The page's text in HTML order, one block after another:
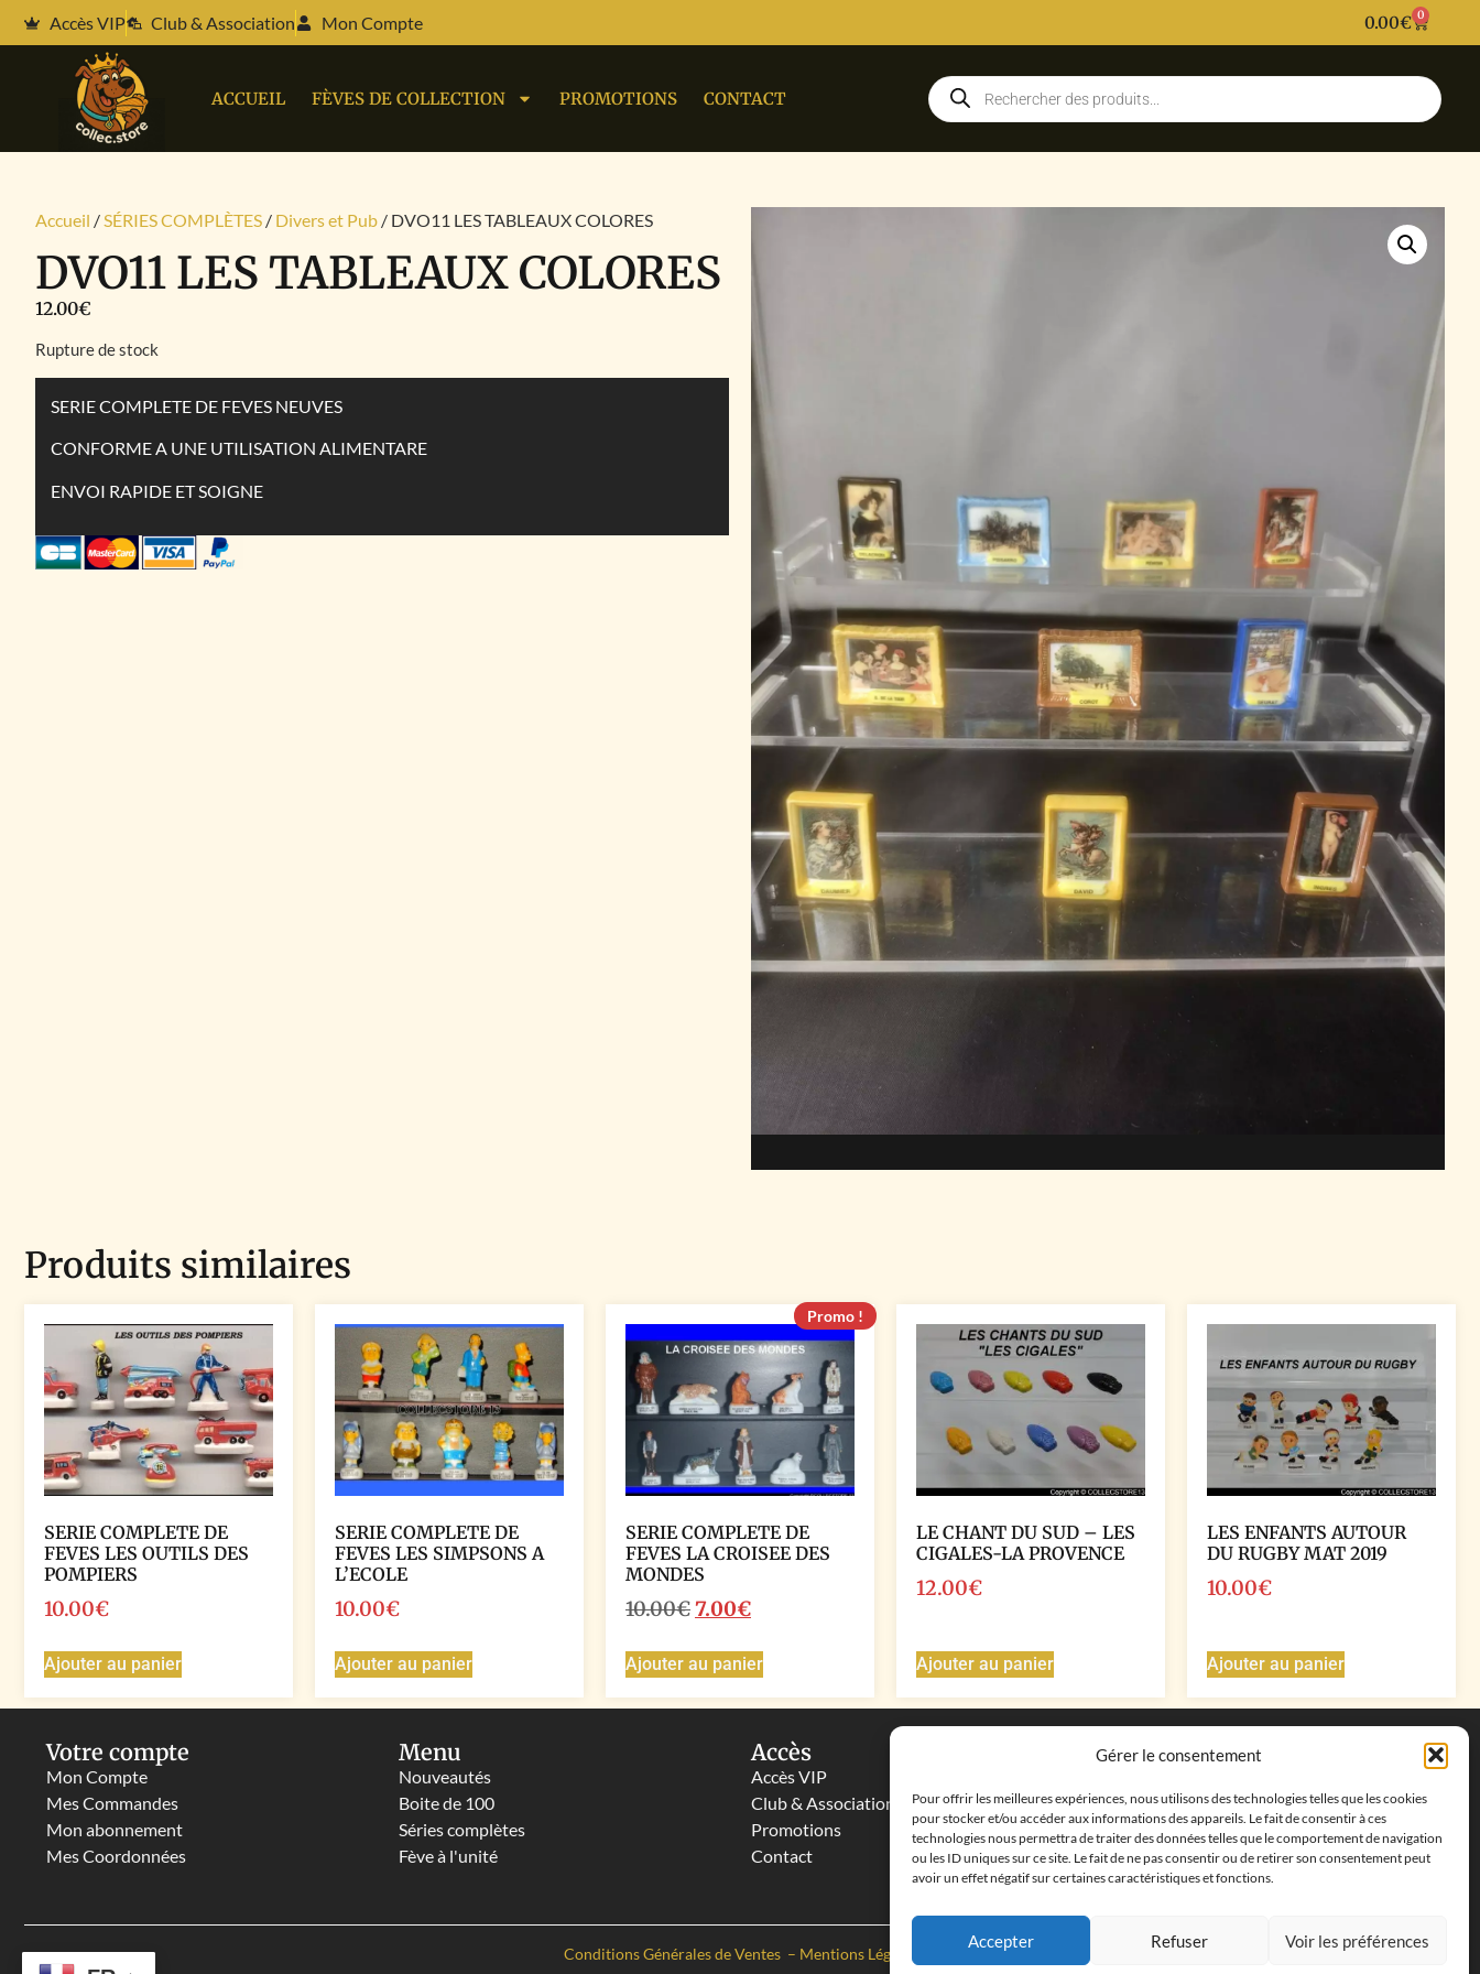
Gérer le consentement
Pour offrir les meilleures expériences, nous utilisons des technologies telles que les cookies
pour stocker et/ou accéder aux informations des appareils. Le fait de consentir à ces
technologies nous permettra de traiter des données telles que le comportement de navigation
ou les ID uniques sur ce site. Le fait de ne pas consentir ou de retirer son consentement peut
avoir un effet négatif sur certaines caractéristiques et fonctions.
Accepter Refuser Voir les préférences
Accès VIP Club & Association Mon Compte 0.00€ 0
ACCUEIL FÈVES DE COLLECTION PROMOTIONS CONTACT
Accueil /SÉRIES COMPLÈTES / Divers et Pub / DVO11 LES TABLEAUX COLORES
DVO11 LES TABLEAUX COLORES
12.00€
Rupture de stock
SERIE COMPLETE DE FEVES NEUVES
CONFORME A UNE UTILISATION ALIMENTARE
ENVOI RAPIDE ET SOIGNE
Produits similaires
SERIE COMPLETE DE
FEVES LES OUTILS DES
POMPIERS
10.00€
Ajouter au panier
SERIE COMPLETE DE
FEVES LES SIMPSONS A
L’ECOLE
10.00€
Ajouter au panier
Promo !
SERIE COMPLETE DE
FEVES LA CROISEE DES
MONDES
10.00€7.00€
Ajouter au panier
LE CHANT DU SUD – LES
CIGALES-LA PROVENCE
12.00€
Ajouter au panier
LES ENFANTS AUTOUR
DU RUGBY MAT 2019
10.00€
Ajouter au panier
Votre compte
Mon Compte
Mes Commandes
Mon abonnement
Mes Coordonnées
Menu
Nouveautés
Boite de 100
Séries complètes
Fève à l'unité
Accès
Accès VIP
Club & Associations
Promotions
Contact
Coordonnées
cléments, 13500 Martigues, France
Téléphone : ‭+33652313256‬
Email :feves.collecstore@gmail.com
Conditions Générales de Ventes – Mentions Légales